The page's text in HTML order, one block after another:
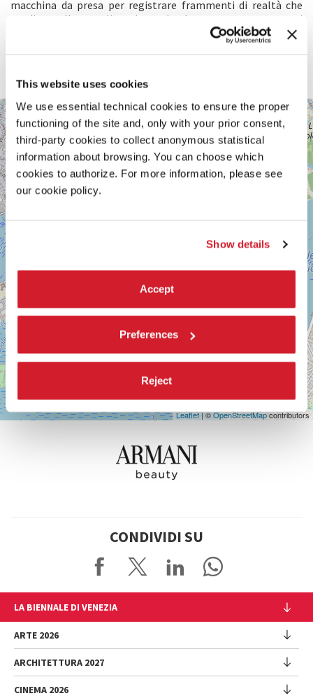
This website uses cookies
We use essential technical cookies to ensure the proper
functioning of the site and, only with your prior consent,
third-party cookies to collect anonymous statistical
information about browsing. You can choose which
cookies to authorize. For more information, please see
our cookie policy.
Show details
Accept
Preferences
Reject
macchina da presa per registrare frammenti di realtà che
spedisce alla moglie, gironzolando a caso come se si
aspettasse di essere catturato dalla realtà, di essere
assorbito in essa”. (F. Bas) “Blues sul mare e su Lisbona, un
GIARDINI
DELLA
BIENNALE
SESTIERE
CASTELLO
30122
VENEZIA
TEL.
0415218711
info@labiennale.org
Leaflet| ©OpenStreetMapcontributors
CONDIVIDI SU
LA BIENNALE DI VENEZIA
L'Istituzione
Cariche istituzionali
Storia
Luoghi
ARTE 2026
Esposizione
ARCHITETTURA 2027
Mostra
CINEMA 2026